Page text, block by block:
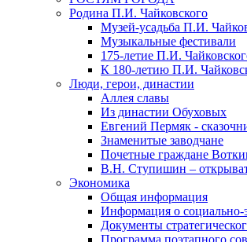
Родина П.И. Чайковского
Музей-усадьба П.И.
Музыкальные фестивали
175-летие П.И.
К 180-летию П.И.
Люди, герои, династии
Аллея славы
Из династии Обуховых
Евгений Пермяк -
Знаменитые заводчане
Почетные граждане
В.Н. Ступишин –
Экономика
Общая информация
Информация о социально-
Документы
Программа поэтапного